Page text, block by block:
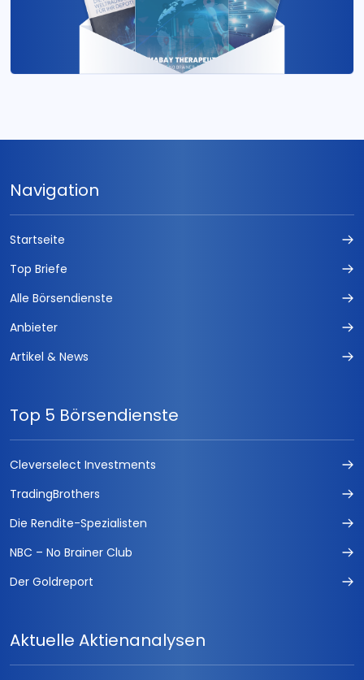
Navigation
Startseite
Top Briefe
Alle Börsendienste
Anbieter
Artikel & News
Top 5 Börsendienste
Cleverselect Investments
TradingBrothers
Die Rendite-Spezialisten
NBC – No Brainer Club
Der Goldreport
Aktuelle Aktienanalysen